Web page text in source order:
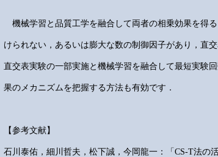
機械学習と品質工学を融合して両者の相乗効果を得
けられない，あるいは膨大な数の制御因子があり，直
直交表実験の一部実施と機械学習を融合して最短実験
果のメカニズムを把握する方法も有効です．
【参考文献】
石川泰佑，細川哲夫，松下誠，今岡龍一：「CS-T法の